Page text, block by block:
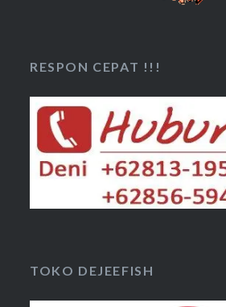
RESPON CEPAT !!!
TOKO DEJEEFISH